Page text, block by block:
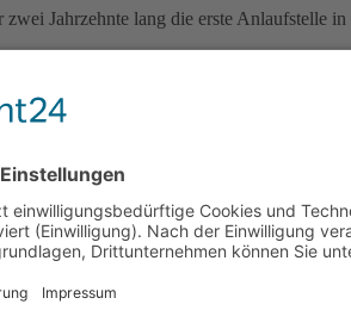
Jahrzehnte lang die erste Anlaufstelle
zu besorgen.
diverse Taucherlatein-Stündchen waren
Training + JVH
wieder aufgenomenNächster